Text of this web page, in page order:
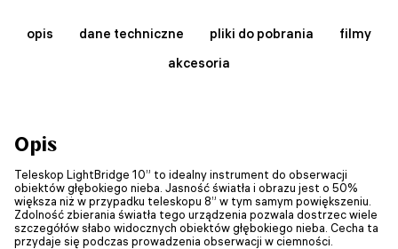
opis dane techniczne pliki do pobrania
filmy
akcesoria
Opis
Teleskop LightBridge 10” to idealny instrument do obserwacji
obiektów głębokiego nieba. Jasność światła i obrazu jest o 50%
większa niż w przypadku teleskopu 8” w tym samym powiększeniu.
Zdolność zbierania światła tego urządzenia pozwala dostrzec wiele
szczegółów słabo widocznych obiektów głębokiego nieba. Cecha ta
przydaje się podczas prowadzenia obserwacji w ciemności.